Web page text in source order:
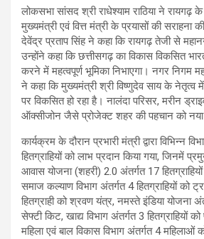
लोकसभा सांसद श्री राधेश्याम राठिया ने रायगढ़
मुख्यमंत्री एवं वित्त मंत्री के प्रयासों की सराहना
देवेंद्र प्रताप सिंह ने कहा कि रायगढ़ तेजी से
उन्होंने कहा कि छत्तीसगढ़ का विकास विकसित
करने में महत्वपूर्ण भूमिका निभाएगा। नगर निगम
ने कहा कि मुख्यमंत्री श्री विष्णुदेव साय के नेतृत्व
पर विकसित हो रहा है। नालंदा परिसर, मरीन
ऑक्सीजोन जैसे प्रोजेक्ट शहर की पहचान को
कार्यक्रम के दौरान प्रभारी मंत्री द्वारा विभिन्न
हितग्राहियों को लाभ प्रदान किया गया, जिनमें
आवास योजना (शहरी) 2.0 अंतर्गत 17
समाज कल्याण विभाग अंतर्गत 4 हितग्राहियों को
हितग्राही को श्रवण यंत्र, नमस्ते इंडिया योजना
सेफ्टी किट, खाद्य विभाग अंतर्गत 3 हितग्राहियों
महिला एवं बाल विकास विभाग अंतर्गत 4 महिलाओं